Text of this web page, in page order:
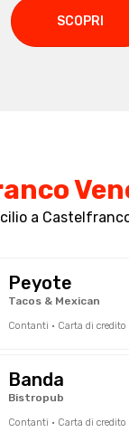
SCOPRI
a
Peyote
Tacos & Mexican
Contanti · Carta di credito
Banda
Bistropub
Contanti · Carta di credito